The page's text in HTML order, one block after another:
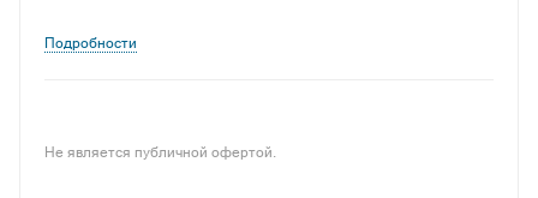
Подробности
Не является публичной офертой.